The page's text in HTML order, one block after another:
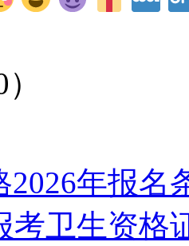
）
2026年报名
考卫生资格